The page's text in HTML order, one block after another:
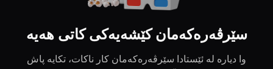
سێرڤەرەکەمان کێشەیەکی کاتی هەیە
وا دیارە لە ئێستادا سێرڤەرەکەمان کار ناکات، تکایە پاش